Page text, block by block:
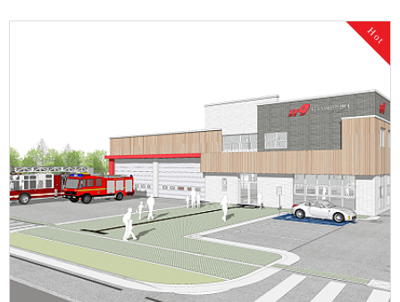
Hot